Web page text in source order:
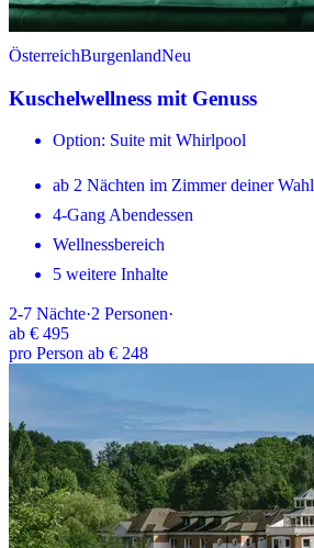
ÖsterreichBurgenlandNeu
Kuschelwellness mit Genuss
Option: Suite mit Whirlpool
ab 2 Nächten im Zimmer deiner Wahl
4-Gang Abendessen
Wellnessbereich
5 weitere Inhalte
2-7 Nächte·2 Personen·
ab € 495
pro Person ab € 248